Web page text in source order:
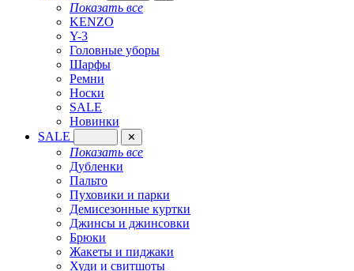
Показать все
KENZO
Y-3
Головные уборы
Шарфы
Ремни
Носки
SALE
Новинки
SALE
✕
Показать все
Дубленки
Пальто
Пуховики и парки
Демисезонные куртки
Джинсы и джинсовки
Брюки
Жакеты и пиджаки
Худи и свитшоты